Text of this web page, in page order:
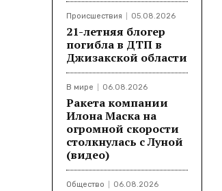
Происшествия 05.08.2026
21-летняя блогер
погибла в ДТП в
Джизакской области
В мире 06.08.2026
Ракета компании
Илона Маска на
огромной скорости
столкнулась с Луной
(видео)
Общество 06.08.2026